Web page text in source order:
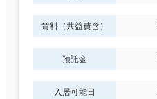
賃料（共益費含）
預託金
入居可能日